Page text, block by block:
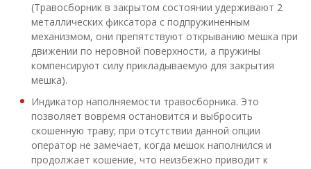
(Травосборник в закрытом состоянии удерживают 2
металлических фиксатора с подпружиненным
механизмом, они препятствуют открыванию мешка при
движении по неровной поверхности, а пружины
компенсируют силу прикладываемую для закрытия
мешка).
Индикатор наполняемости травосборника. Это
позволяет вовремя остановится и выбросить
скошенную траву; при отсутствии данной опции
оператор не замечает, когда мешок наполнился и
продолжает кошение, что неизбежно приводит к